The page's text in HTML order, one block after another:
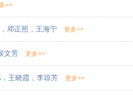
>>
， 邓正照 ， 王海宁 更多>>
文芳 更多>>
， 王晓霞 ， 李琼芳 更多>>